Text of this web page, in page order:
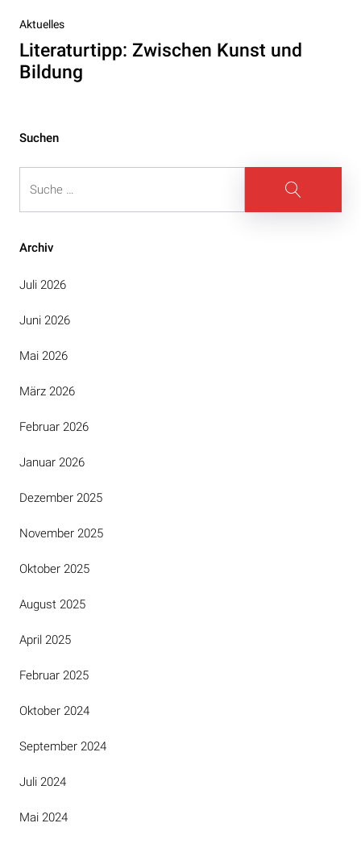
Nächster
Beitrag
Aktuelles
Literaturtipp: Zwischen Kunst und
Bildung
Suchen
Suche
Archiv
Juli 2026
Juni 2026
Mai 2026
März 2026
Februar 2026
Januar 2026
Dezember 2025
November 2025
Oktober 2025
August 2025
April 2025
Februar 2025
Oktober 2024
September 2024
Juli 2024
Mai 2024